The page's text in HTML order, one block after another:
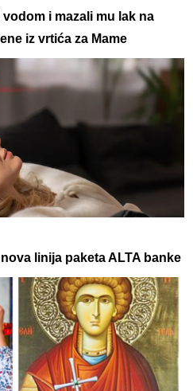
i mazali mu lak na
iz vrtića za Mame
linija paketa ALTA banke